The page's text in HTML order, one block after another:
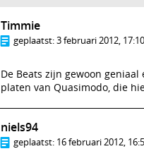
Timmie
geplaatst:3 februari 2012,
De Beats zijn gewoon
platen van Quasimodo, die
niels94
geplaatst: 16 februari 2012,